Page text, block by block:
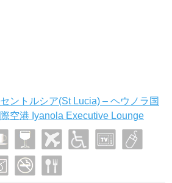
セントルシア(St Lucia) – ヘウノラ国
際空港 Iyanola Executive Lounge